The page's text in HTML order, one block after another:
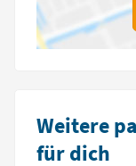
Weitere
für dich